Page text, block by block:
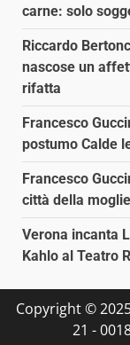
carne: solo
Riccardo
nascose un
rifatta
Francesco
postumo Calde
Francesco
città della
Verona incanta
Kahlo al Teatro
Copyright ©
21 -